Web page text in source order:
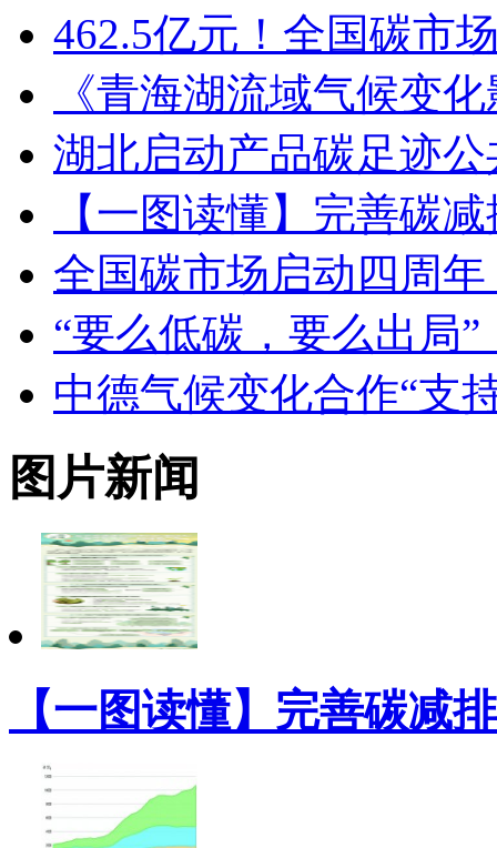
462.5亿元！全国碳市
《青海湖流域气候变
湖北启动产品碳足迹
【一图读懂】完善碳
全国碳市场启动四周
“要么低碳，要么出局
中德气候变化合作“支
图片新闻
【一图读懂】完善碳减